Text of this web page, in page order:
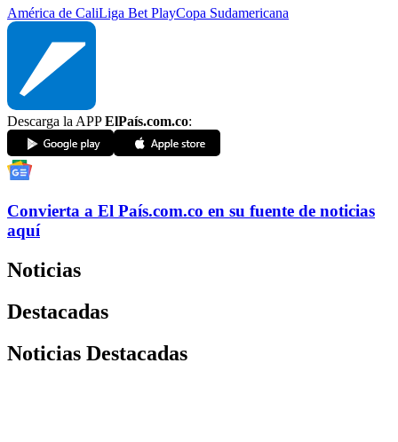
América de CaliLiga Bet PlayCopa Sudamericana
Descarga la APPElPaís.com.co:
Convierta a El País.com.co en su fuente de noticias
aquí
Noticias
Destacadas
Noticias Destacadas